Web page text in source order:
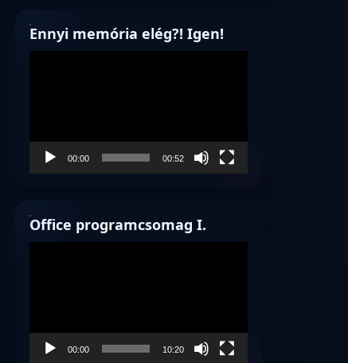
Ennyi memória elég?! Igen!
00:00 00:52
Office programcsomag I.
00:00 10:20